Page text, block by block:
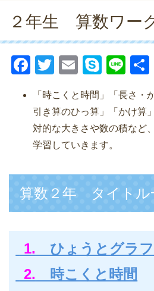
２年生 算数ワー
F
c
e
b
o
k
T
tt
er
E
ail
S
p
e
Li
e
「時こくと時間」「長さ・
引き算のひっ算」「かけ算
対的な大きさや数の積など
学習していきます。
算数２年 タイトル
1. ひょうとグラフ
2. 時こくと時間